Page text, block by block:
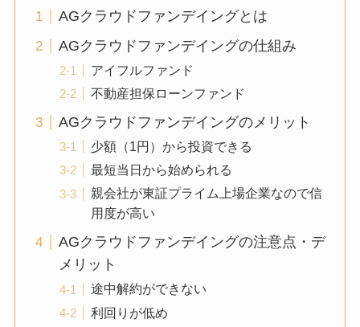
AGクラウドファンデイングとは
AGクラウドファンデイングの仕組み
アイフルファンド
不動産担保ローンファンド
AGクラウドファンデイングのメリット
少額（1円）から投資できる
最短当日から始められる
親会社が東証プライム上場企業なので信
用度が高い
AGクラウドファンデイングの注意点・デ
メリット
途中解約ができない
利回りが低め